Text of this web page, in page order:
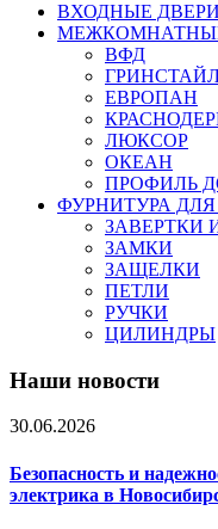
ВХОДНЫЕ ДВЕРИ
ВФД
ЕВРОПАН
ЛЮКСОР
ОКЕАН
ПРОФИЛЬ
ФУРНИТУРА
ЗАВЕРТКИ
ЗАМКИ
ЗАЩЕЛКИ
ПЕТЛИ
РУЧКИ
ЦИЛИНДРЫ
Наши новости
30.06.2026
Безопасность и
электрика в